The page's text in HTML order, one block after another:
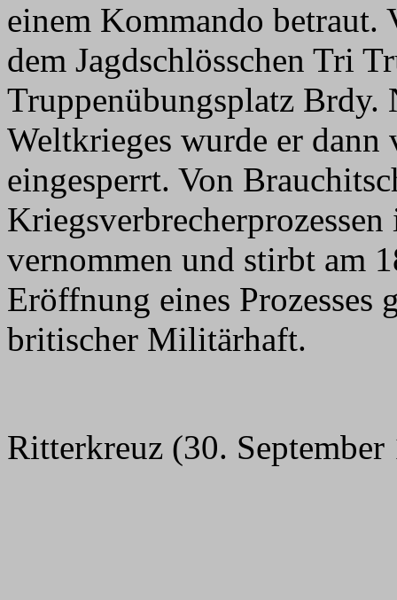
einem Kommando betraut.
dem Jagdschlösschen Tri
Truppenübungsplatz Brdy.
Weltkrieges wurde er dann
eingesperrt. Von
vernommen und stirbt am
Eröffnung eines
britischer Militärhaft.
Ritterkreuz (30. September